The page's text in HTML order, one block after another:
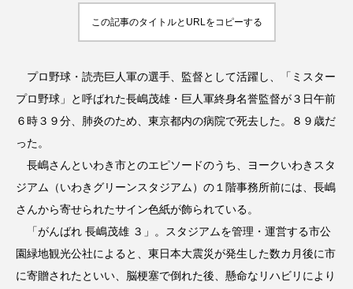
この記事のタイトルとURLをコピーする
プロ野球・読売巨人軍の選手、監督として活躍し、「ミスター
プロ野球」と呼ばれた長嶋茂雄・巨人軍終身名誉監督が３日午前
６時３９分、肺炎のため、東京都内の病院で死去した。８９歳だ
った。
長嶋さんといわき市とのエピソードのうち、ヨークいわきスタ
ジアム（いわきグリーンスタジアム）の１階事務所前には、長嶋
さんから寄せられたサイン色紙が飾られている。
「がんばれ 長嶋茂雄 ３」。スタジアムを管理・運営する市公
園緑地観光公社によると、東日本大震災が発生した数カ月後に市
に寄贈されたといい、脳梗塞で倒れた後、懸命なリハビリにより